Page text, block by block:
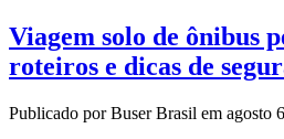
Viagem solo de ônibus
roteiros e dicas de
Publicado por Buser Brasil em agosto